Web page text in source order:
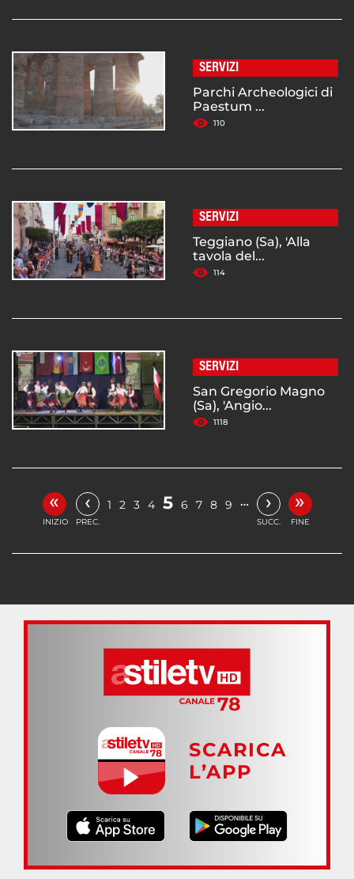
SERVIZI
Parchi Archeologici di
Paestum ...
110
SERVIZI
Teggiano (Sa), 'Alla
tavola del...
114
SERVIZI
San Gregorio Magno
(Sa), 'Angio...
1118
«
INIZIO
‹
PREC.
1 2 3 4 5 6 7 8 9 … ›
SUCC.
»
FINE
SCARICA
L’APP